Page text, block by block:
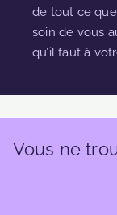
de tout ce que
soin de vous
qu’il faut à
Vous ne